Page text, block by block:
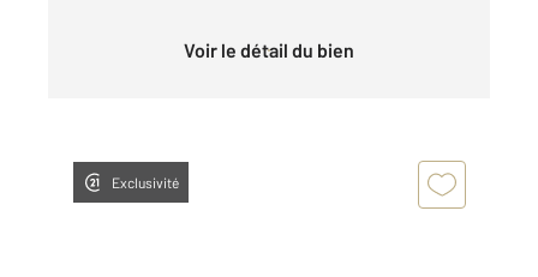
Voir le détail du bien
Exclusivité